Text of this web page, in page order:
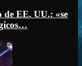
de EE. UU.: «se